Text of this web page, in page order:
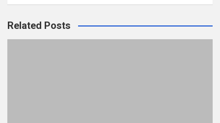
Related Posts